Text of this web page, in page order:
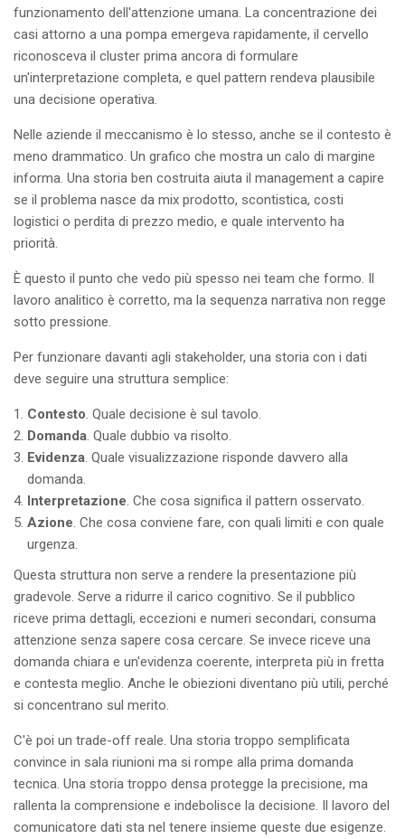
funzionamento dell'attenzione umana. La concentrazione dei
casi attorno a una pompa emergeva rapidamente, il cervello
riconosceva il cluster prima ancora di formulare
un'interpretazione completa, e quel pattern rendeva plausibile
una decisione operativa.
Nelle aziende il meccanismo è lo stesso, anche se il contesto è
meno drammatico. Un grafico che mostra un calo di margine
informa. Una storia ben costruita aiuta il management a capire
se il problema nasce da mix prodotto, scontistica, costi
logistici o perdita di prezzo medio, e quale intervento ha
priorità.
È questo il punto che vedo più spesso nei team che formo. Il
lavoro analitico è corretto, ma la sequenza narrativa non regge
sotto pressione.
Per funzionare davanti agli stakeholder, una storia con i dati
deve seguire una struttura semplice:
Contesto. Quale decisione è sul tavolo.
Domanda. Quale dubbio va risolto.
Evidenza. Quale visualizzazione risponde davvero alla
domanda.
Interpretazione. Che cosa significa il pattern osservato.
Azione. Che cosa conviene fare, con quali limiti e con quale
urgenza.
Questa struttura non serve a rendere la presentazione più
gradevole. Serve a ridurre il carico cognitivo. Se il pubblico
riceve prima dettagli, eccezioni e numeri secondari, consuma
attenzione senza sapere cosa cercare. Se invece riceve una
domanda chiara e un'evidenza coerente, interpreta più in fretta
e contesta meglio. Anche le obiezioni diventano più utili, perché
si concentrano sul merito.
C'è poi un trade-off reale. Una storia troppo semplificata
convince in sala riunioni ma si rompe alla prima domanda
tecnica. Una storia troppo densa protegge la precisione, ma
rallenta la comprensione e indebolisce la decisione. Il lavoro del
comunicatore dati sta nel tenere insieme queste due esigenze.